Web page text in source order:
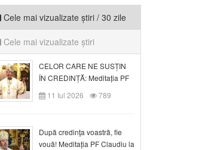
Cele mai vizualizate știri / 30 zile
Cele mai vizualizate știri
CELOR CARE NE SUSȚIN
ÎN CREDINȚĂ: Meditația PF
Claudiu la Duminica a VI-a
după Rusalii
11 Iul 2026 789
După credinţa voastră, fie
vouă! Meditația PF Claudiu la